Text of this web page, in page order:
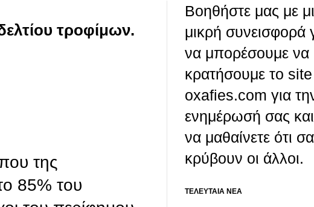
τροφίμων.
της
85% του
Βοηθήστε μας με
μικρή συνεισφορά
να μπορέσουμε να
κρατήσουμε το site
oxafies.com για
ενημέρωσή σας
να μαθαίνετε ότι
κρύβουν οι άλλοι.
ΤΕΛΕΥΤΑΙΑ ΝΕΑ